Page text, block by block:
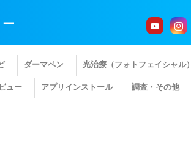
ダーマペン 光治療（フォトフェイシャル）
ュー アプリインストール 調査・その他